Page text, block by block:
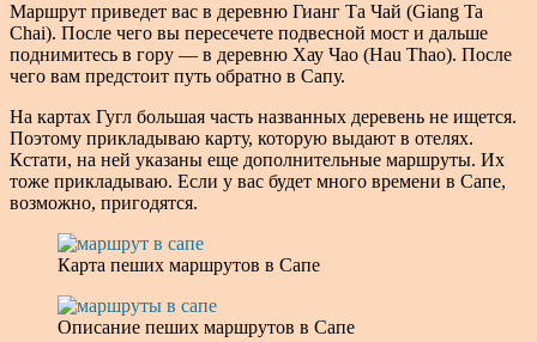
Маршрут приведет вас в деревню Гианг Та Чай (Giang Ta
Chai). После чего вы пересечете подвесной мост и дальше
поднимитесь в гору — в деревню Хау Чао (Hau Thao). После
чего вам предстоит путь обратно в Сапу.
На картах Гугл большая часть названных деревень не ищется.
Поэтому прикладываю карту, которую выдают в отелях.
Кстати, на ней указаны еще дополнительные маршруты. Их
тоже прикладываю. Если у вас будет много времени в Сапе,
возможно, пригодятся.
Карта пеших маршрутов в Сапе
Описание пеших маршрутов в Сапе